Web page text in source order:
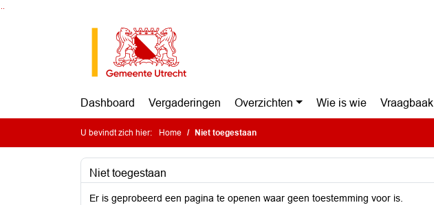
Dashboard Vergaderingen Overzichten Wie is wie Vraagbaak
U bevindt zich hier: Home Niet toegestaan
Niet toegestaan
Er is geprobeerd een pagina te openen waar geen toestemming voor is.